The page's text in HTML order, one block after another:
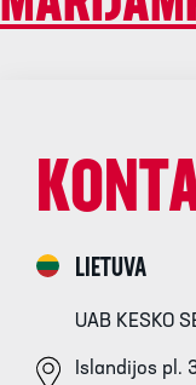
LIETUVA
UAB KESKO
Islandijos pl.